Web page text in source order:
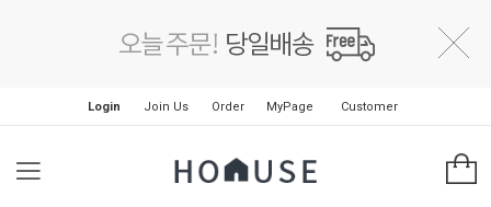
Login Join Us Order MyPage Customer